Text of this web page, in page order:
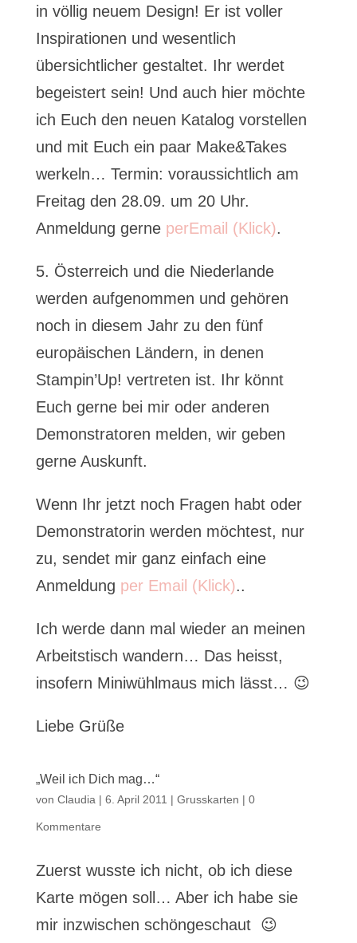
in völlig neuem Design! Er ist voller
Inspirationen und wesentlich
übersichtlicher gestaltet. Ihr werdet
begeistert sein! Und auch hier möchte
ich Euch den neuen Katalog vorstellen
und mit Euch ein paar Make&Takes
werkeln… Termin: voraussichtlich am
Freitag den 28.09. um 20 Uhr.
Anmeldung gerne perEmail (Klick).
5. Österreich und die Niederlande
werden aufgenommen und gehören
noch in diesem Jahr zu den fünf
europäischen Ländern, in denen
Stampin’Up! vertreten ist. Ihr könnt
Euch gerne bei mir oder anderen
Demonstratoren melden, wir geben
gerne Auskunft.
Wenn Ihr jetzt noch Fragen habt oder
Demonstratorin werden möchtest, nur
zu, sendet mir ganz einfach eine
Anmeldung per Email (Klick)..
Ich werde dann mal wieder an meinen
Arbeitstisch wandern… Das heisst,
insofern Miniwühlmaus mich lässt… 😉
Liebe Grüße
„Weil ich Dich mag…“
von Claudia | 6. April 2011 | Grusskarten | 0
Kommentare
Zuerst wusste ich nicht, ob ich diese
Karte mögen soll… Aber ich habe sie
mir inzwischen schöngeschaut 😉